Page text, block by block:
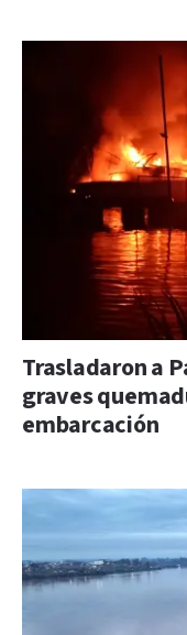
Trasladaron a
graves
embarcación